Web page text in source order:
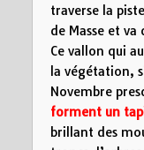
traverse la
de Masse et
Ce vallon qui
la végétation,
Novembre
forment un
brillant des